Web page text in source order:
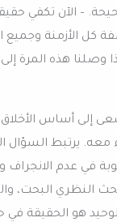
– الآن تكفي
كل الأزمنة وجميع
هذه المرة
إلى أساس الأخلاق:
يرتبط السؤال
في عدم
النظري البحت،
هو الحقيقة